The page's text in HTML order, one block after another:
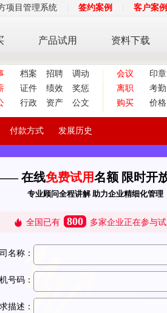
项目管理系统 签约案例 客户案例
产品试用 资料下载
档案 招聘
调动
证件 绩效
奖惩
行政 资产 公文
会议 印章
离职
考勤
购买
价格
付款方式 发展历史